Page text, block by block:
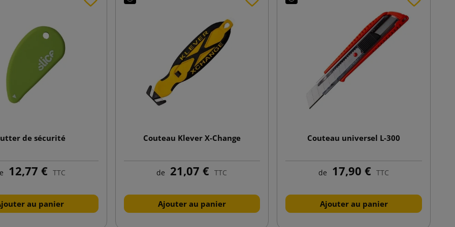
de sécurité
12,77 € TTC
au panier
Couteau Klever X-Change
de 21,07 € TTC
Ajouter au panier
Couteau universel L-300
de 17,90 € TTC
Ajouter au panier